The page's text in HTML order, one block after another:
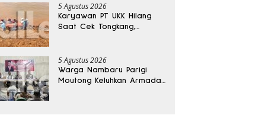
5 Agustus 2026
Karyawan PT UKK Hilang
Saat Cek Tongkang,
5 Agustus 2026
Warga Nambaru Parigi
Moutong Keluhkan Armada